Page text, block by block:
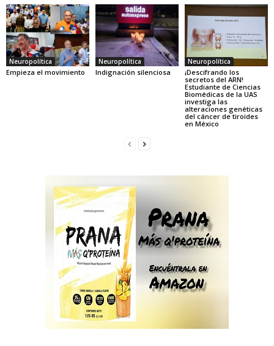
Neuropolítica
Empieza el movimiento
Neuropolítica
Indignación silenciosa
Neuropolítica
¡Descifrando los
secretos del ARN!
Estudiante de Ciencias
Biomédicas de la UAS
investiga las
alteraciones genéticas
del cáncer de tiroides
en México